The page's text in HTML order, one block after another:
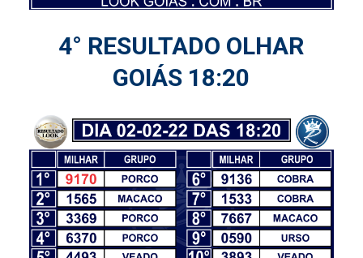
4° RESULTADO OLHAR
GOIÁS 18:20